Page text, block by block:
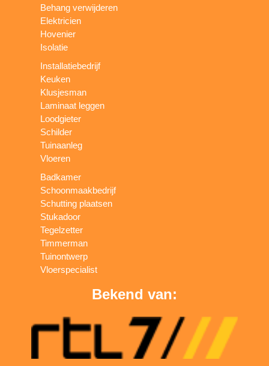
Behang verwijderen
Elektricien
Hovenier
Isolatie
Installatiebedrijf
Keuken
Klusjesman
Laminaat leggen
Loodgieter
Schilder
Tuinaanleg
Vloeren
Badkamer
Schoonmaakbedrijf
Schutting plaatsen
Stukadoor
Tegelzetter
Timmerman
Tuinontwerp
Vloerspecialist
Bekend van: